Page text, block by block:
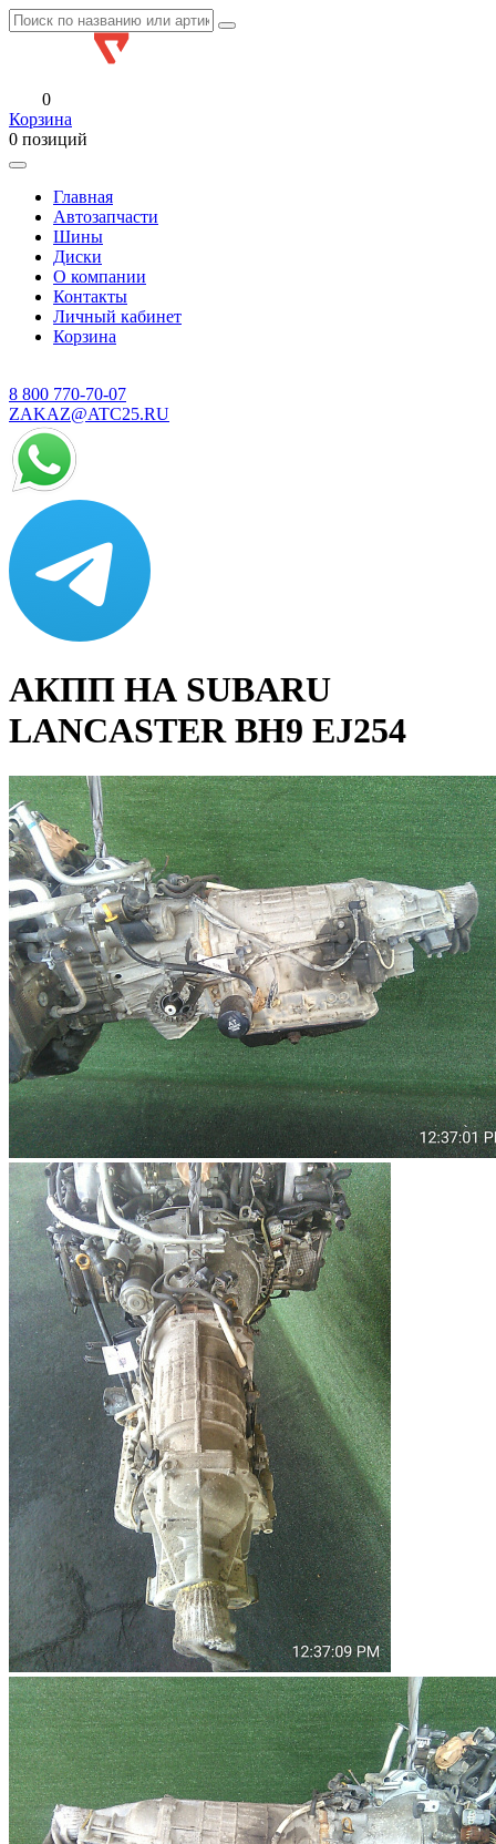
0
Корзина
0 позиций
Главная
Автозапчасти
Шины
Диски
О компании
Контакты
Личный кабинет
Корзина
8 800 770-70-07
ZAKAZ@ATC25.RU
АКПП НА SUBARU
LANCASTER BH9 EJ254